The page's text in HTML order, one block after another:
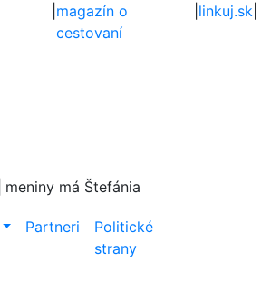
magazín o
cestovaní
linkuj.sk|
meniny má Štefánia
Partneri
Politické
strany